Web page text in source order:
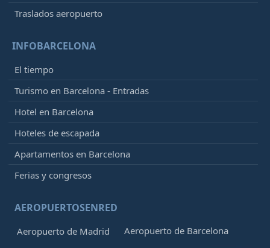
Traslados aeropuerto
INFOBARCELONA
El tiempo
Turismo en Barcelona - Entradas
Hotel en Barcelona
Hoteles de escapada
Apartamentos en Barcelona
Ferias y congresos
AEROPUERTOSENRED
Aeropuerto de Madrid
Aeropuerto de Barcelona